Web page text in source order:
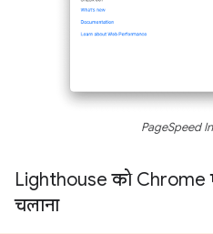
PageSpeed
Lighthouse को Chrome
चलाना